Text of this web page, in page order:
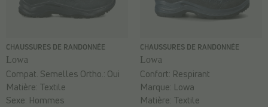
CHAUSSURES DE RANDONNÉE
Lowa
Compat. Semelles Ortho.: Oui
Matière: Textile
Sexe: Hommes
CHAUSSURES DE RANDONNÉE
Lowa
Confort: Respirant
Marque: Lowa
Matière: Textile